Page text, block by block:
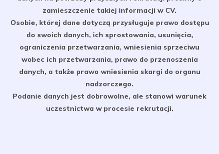
zamieszczenie takiej informacji w CV.
Osobie, której dane dotyczą przysługuje prawo dostępu
do swoich danych, ich sprostowania, usunięcia,
ograniczenia przetwarzania, wniesienia sprzeciwu
wobec ich przetwarzania, prawo do przenoszenia
danych, a także prawo wniesienia skargi do organu
nadzorczego.
Podanie danych jest dobrowolne, ale stanowi warunek
uczestnictwa w procesie rekrutacji.